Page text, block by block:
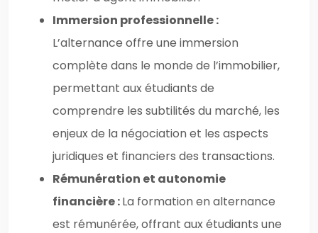
Immersion professionnelle :
L’alternance offre une immersion
complète dans le monde de l’immobilier,
permettant aux étudiants de
comprendre les subtilités du marché, les
enjeux de la négociation et les aspects
juridiques et financiers des transactions.
Rémunération et autonomie
financière :La formation en alternance
est rémunérée, offrant aux étudiants une